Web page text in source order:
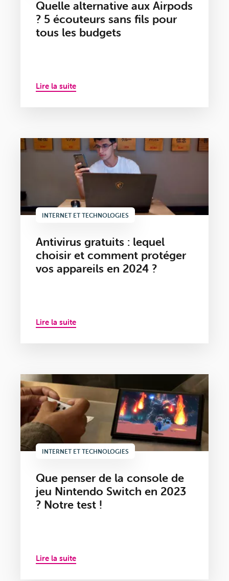
Quelle alternative aux Airpods
? 5 écouteurs sans fils pour
tous les budgets
Lire la suite
INTERNET ET TECHNOLOGIES
Antivirus gratuits : lequel
choisir et comment protéger
vos appareils en 2024 ?
Lire la suite
INTERNET ET TECHNOLOGIES
Que penser de la console de
jeu Nintendo Switch en 2023
? Notre test !
Lire la suite